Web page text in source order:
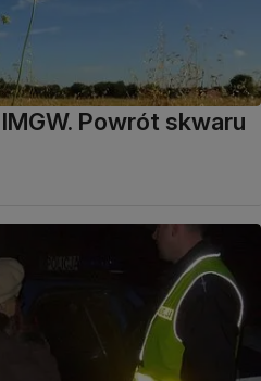
Powrót skwaru